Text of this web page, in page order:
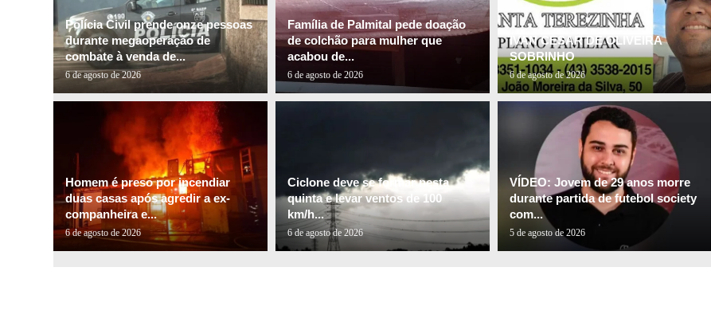
Polícia Civil prende onze pessoas
durante megaoperação de
combate à venda de...
6 de agosto de 2026
Família de Palmital pede doação
de colchão para mulher que
acabou de...
6 de agosto de 2026
IVAN CESAR DE OLIVEIRA
SOBRINHO
6 de agosto de 2026
Homem é preso por incendiar
duas casas após agredir a ex-
companheira e...
6 de agosto de 2026
Ciclone deve se formar nesta
quinta e levar ventos de 100
km/h...
6 de agosto de 2026
VÍDEO: Jovem de 29 anos morre
durante partida de futebol society
com...
5 de agosto de 2026